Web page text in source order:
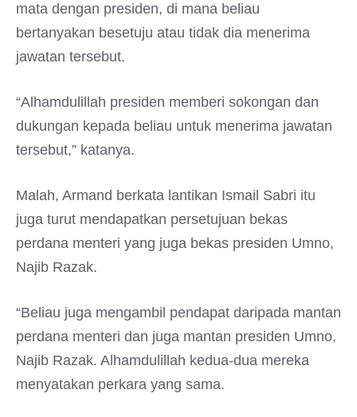
mata dengan presiden, di mana beliau
bertanyakan besetuju atau tidak dia menerima
jawatan tersebut.
“Alhamdulillah presiden memberi sokongan dan
dukungan kepada beliau untuk menerima jawatan
tersebut,” katanya.
Malah, Armand berkata lantikan Ismail Sabri itu
juga turut mendapatkan persetujuan bekas
perdana menteri yang juga bekas presiden Umno,
Najib Razak.
“Beliau juga mengambil pendapat daripada mantan
perdana menteri dan juga mantan presiden Umno,
Najib Razak. Alhamdulillah kedua-dua mereka
menyatakan perkara yang sama.